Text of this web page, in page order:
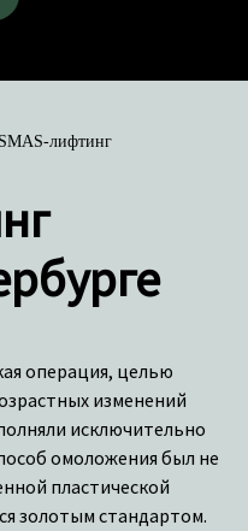
SMAS-лифтинг
операция, целью
изменений
исключительно
омоложения был не
пластической
золотым стандартом.